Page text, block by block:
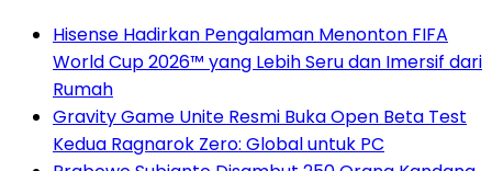
Hisense Hadirkan Pengalaman Menonton FIFA
World Cup 2026™ yang Lebih Seru dan Imersif dari
Rumah
Gravity Game Unite Resmi Buka Open Beta Test
Kedua Ragnarok Zero: Global untuk PC